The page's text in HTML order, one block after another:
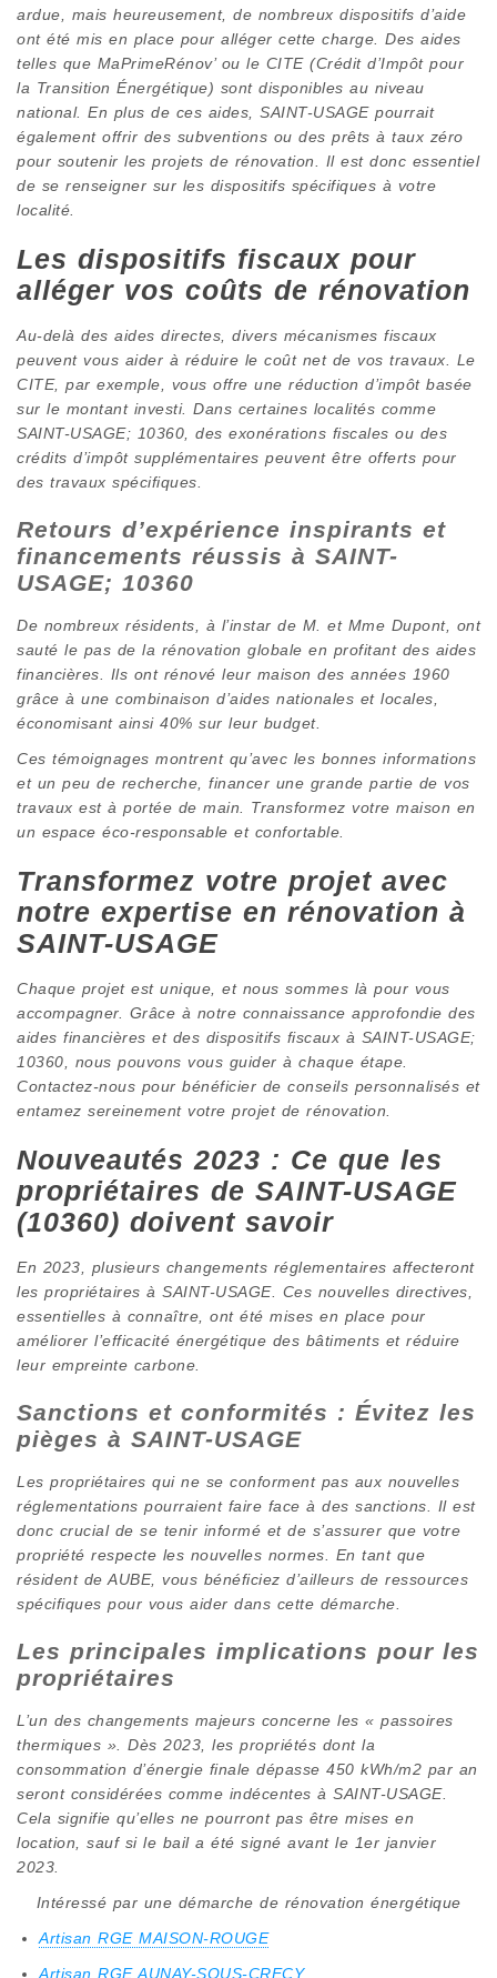
ardue, mais heureusement, de nombreux dispositifs d’aide
ont été mis en place pour alléger cette charge. Des aides
telles que MaPrimeRénov’ ou le CITE (Crédit d’Impôt pour
la Transition Énergétique) sont disponibles au niveau
national. En plus de ces aides, SAINT-USAGE pourrait
également offrir des subventions ou des prêts à taux zéro
pour soutenir les projets de rénovation. Il est donc essentiel
de se renseigner sur les dispositifs spécifiques à votre
localité.
Les dispositifs fiscaux pour
alléger vos coûts de rénovation
Au-delà des aides directes, divers mécanismes fiscaux
peuvent vous aider à réduire le coût net de vos travaux. Le
CITE, par exemple, vous offre une réduction d’impôt basée
sur le montant investi. Dans certaines localités comme
SAINT-USAGE; 10360, des exonérations fiscales ou des
crédits d’impôt supplémentaires peuvent être offerts pour
des travaux spécifiques.
Retours d’expérience inspirants et
financements réussis à SAINT-
USAGE; 10360
De nombreux résidents, à l’instar de M. et Mme Dupont, ont
sauté le pas de la rénovation globale en profitant des aides
financières. Ils ont rénové leur maison des années 1960
grâce à une combinaison d’aides nationales et locales,
économisant ainsi 40% sur leur budget.
Ces témoignages montrent qu’avec les bonnes informations
et un peu de recherche, financer une grande partie de vos
travaux est à portée de main. Transformez votre maison en
un espace éco-responsable et confortable.
Transformez votre projet avec
notre expertise en rénovation à
SAINT-USAGE
Chaque projet est unique, et nous sommes là pour vous
accompagner. Grâce à notre connaissance approfondie des
aides financières et des dispositifs fiscaux à SAINT-USAGE;
10360, nous pouvons vous guider à chaque étape.
Contactez-nous pour bénéficier de conseils personnalisés et
entamez sereinement votre projet de rénovation.
Nouveautés 2023 : Ce que les
propriétaires de SAINT-USAGE
(10360) doivent savoir
En 2023, plusieurs changements réglementaires affecteront
les propriétaires à SAINT-USAGE. Ces nouvelles directives,
essentielles à connaître, ont été mises en place pour
améliorer l’efficacité énergétique des bâtiments et réduire
leur empreinte carbone.
Sanctions et conformités : Évitez les
pièges à SAINT-USAGE
Les propriétaires qui ne se conforment pas aux nouvelles
réglementations pourraient faire face à des sanctions. Il est
donc crucial de se tenir informé et de s’assurer que votre
propriété respecte les nouvelles normes. En tant que
résident de AUBE, vous bénéficiez d’ailleurs de ressources
spécifiques pour vous aider dans cette démarche.
Les principales implications pour les
propriétaires
L’un des changements majeurs concerne les « passoires
thermiques ». Dès 2023, les propriétés dont la
consommation d’énergie finale dépasse 450 kWh/m2 par an
seront considérées comme indécentes à SAINT-USAGE.
Cela signifie qu’elles ne pourront pas être mises en
location, sauf si le bail a été signé avant le 1er janvier
2023.
Intéressé par une démarche de rénovation énergétique
Artisan RGE MAISON-ROUGE
Artisan RGE AUNAY-SOUS-CRECY